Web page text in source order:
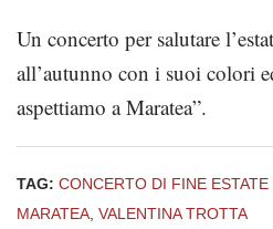
Un concerto per salutare
all’autunno con i suoi colori
aspettiamo a Maratea”.
TAG: CONCERTO DI FINE ESTATE
MARATEA VALENTINA TROTTA